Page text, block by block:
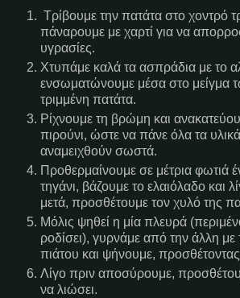
Τρίβουμε την πατάτα στο χοντρό
πάναρουμε με χαρτί για να
υγρασίες.
Χτυπάμε καλά τα ασπράδια με το
ενσωματώνουμε μέσα στο μείγμα
τριμμένη πατάτα.
Ρίχνουμε τη βρώμη και
πιρούνι, ώστε να πάνε όλα τα
αναμειχθούν σωστά.
Προθερμαίνουμε σε μέτρια φωτιά
τηγάνι, βάζουμε το ελαιόλαδο και
μετά, προσθέτουμε τον χυλό της
Μόλις ψηθεί η μία πλευρά
ροδίσει), γυρνάμε από την άλλη με
πιάτου και ψήνουμε,
Λίγο πριν αποσύρουμε,
να λιώσει.